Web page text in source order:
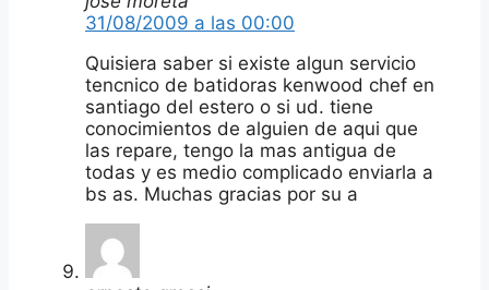
31/08/2009 a las 00:00
Quisiera saber si existe algun servicio
tencnico de batidoras kenwood chef en
santiago del estero o si ud. tiene
conocimientos de alguien de aqui que
las repare, tengo la mas antigua de
todas y es medio complicado enviarla a
bs as. Muchas gracias por su a